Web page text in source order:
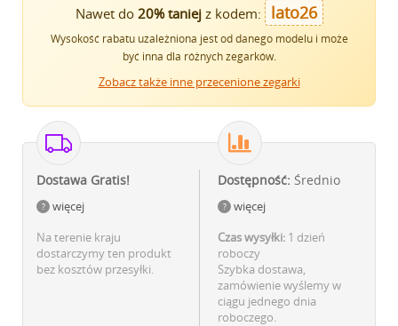
Nawet do 20% taniejz kodem: lato26
Wysokość rabatu uzależniona jest od danego modelu i może
być inna dla różnych zegarków.
Zobacz także inne przecenione zegarki
Dostawa Gratis!
więcej
Na terenie kraju
dostarczymy ten produkt
bez kosztów przesyłki.
Dostępność: Średnio
więcej
Czas wysyłki: 1 dzień
roboczy
Szybka dostawa,
zamówienie wyślemy w
ciągu jednego dnia
roboczego.